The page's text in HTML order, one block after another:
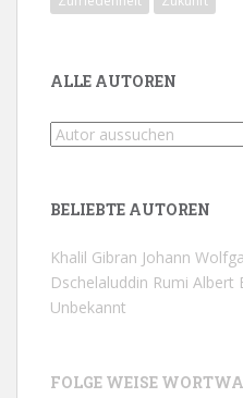
ALLE AUTOREN
BELIEBTE AUTOREN
Khalil Gibran Johann
Dschelaluddin Rumi Albert
Unbekannt
FOLGE WEISE